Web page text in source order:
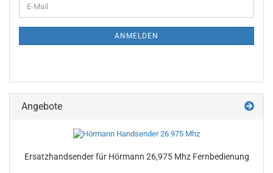
ZUR
E-
Mail
ANMELDEN
Angebote
Er­satz­hand­sen­der für Hör­mann 26,975 Mhz Fern­be­die­nung